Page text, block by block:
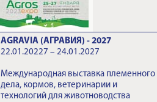
AGRAVIA (АГРАВИЯ) - 2027
22.01.20227 – 24.01.2027
Международная выставка племенного
дела, кормов, ветеринарии и
технологий для животноводства